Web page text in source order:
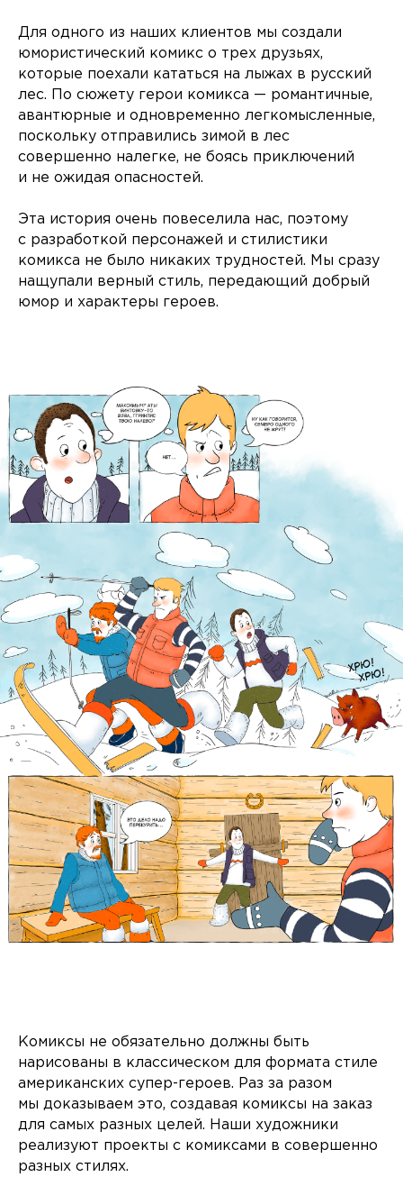
Для одного из наших клиентов мы создали
юмористический комикс о трех друзьях,
которые поехали кататься на лыжах в русский
лес. По сюжету герои комикса — романтичные,
авантюрные и одновременно легкомысленные,
поскольку отправились зимой в лес
совершенно налегке, не боясь приключений
и не ожидая опасностей.
Эта история очень повеселила нас, поэтому
с разработкой персонажей и стилистики
комикса не было никаких трудностей. Мы сразу
нащупали верный стиль, передающий добрый
юмор и характеры героев.
Комиксы не обязательно должны быть
нарисованы в классическом для формата стиле
американских супер-героев. Раз за разом
мы доказываем это, создавая комиксы на заказ
для самых разных целей. Наши художники
реализуют проекты с комиксами в совершенно
разных стилях.